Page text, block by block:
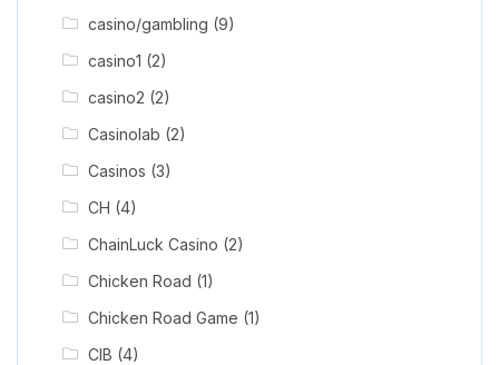
casino/gambling (9)
casino1 (2)
casino2 (2)
Casinolab (2)
Casinos (3)
CH (4)
ChainLuck Casino (2)
Chicken Road (1)
Chicken Road Game (1)
CIB (4)